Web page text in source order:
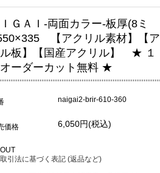
ＧＡＩ-両面カラー-板厚(8ミ
【アクリル素材】【ア
ル板】【国産アクリル】 ★ １
ーダーカット無料 ★
naigai2-brir-610-360
価格 6,050円(税込)
引法に基づく表記 (返品など)